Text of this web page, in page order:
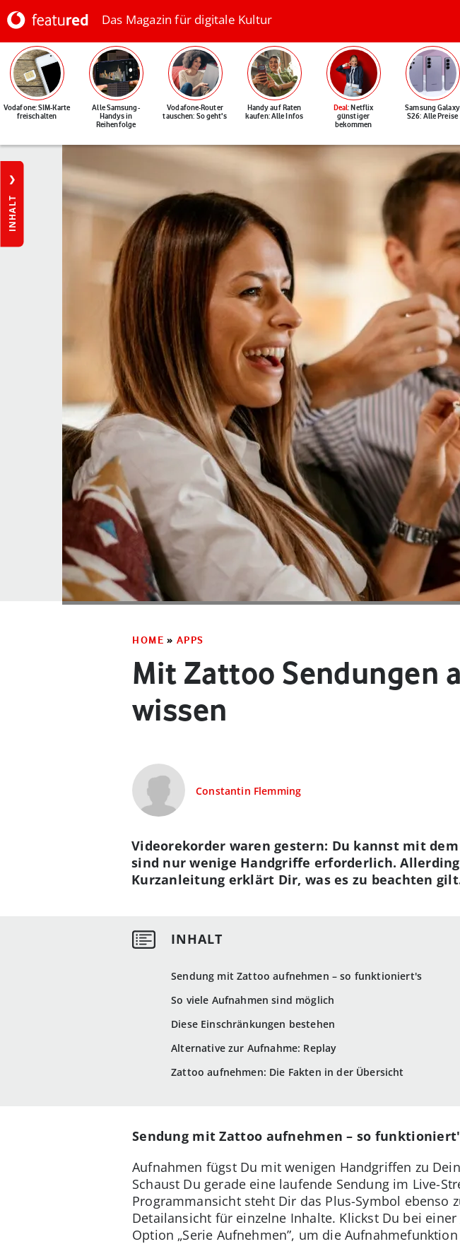
Das Magazin für digitale Kultur
Vodafone: SIM-Karte
freischalten
Alle Samsung-
Handys in
Reihenfolge
Vodafone-Router
tauschen: So geht's
Handy auf Raten
kaufen: Alle Infos
Deal: Netflix
günstiger
bekommen
Samsung Galaxy
S26: Alle Preise
INHALT
HOME » APPS
Mit Zattoo Sendungen
wissen
Constantin Flemming
Sendung mit Zattoo aufnehmen – so funktioniert's
So viele Aufnahmen sind möglich
Diese Einschränkungen bestehen
Alternative zur Aufnahme: Replay
Zattoo aufnehmen: Die Fakten in der Übersicht
Videorekorder waren gestern: Du kannst mit
sind nur wenige Handgriffe erforderlich.
Kurzanleitung erklärt Dir, was es zu beachten
Sendung mit Zattoo aufnehmen – so
Aufnahmen fügst Du mit wenigen Handgriffen zu
Schaust Du gerade eine laufende Sendung im Live-
Programmansicht steht Dir das Plus-Symbol
Detailansicht für einzelne Inhalte. Klickst Du bei
Option „Serie Aufnehmen”, um die